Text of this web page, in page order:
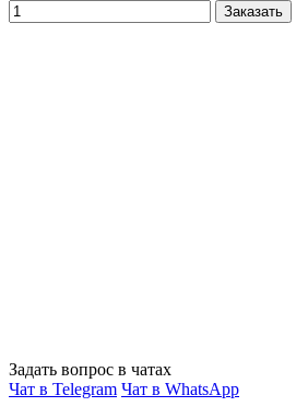
Заказать
Задать вопрос в чатах
Чат в Telegram Чат в WhatsApp